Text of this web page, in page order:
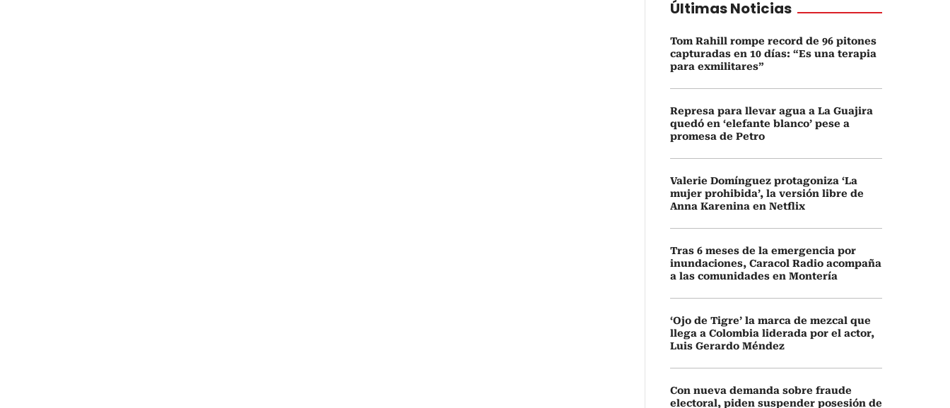
Últimas Noticias
Tom Rahill rompe record de 96 pitones
capturadas en 10 días: “Es una terapia
para exmilitares”
Represa para llevar agua a La Guajira
quedó en ‘elefante blanco’ pese a
promesa de Petro
Valerie Domínguez protagoniza ‘La
mujer prohibida’, la versión libre de
Anna Karenina en Netflix
Tras 6 meses de la emergencia por
inundaciones, Caracol Radio acompaña
a las comunidades en Montería
‘Ojo de Tigre’ la marca de mezcal que
llega a Colombia liderada por el actor,
Luis Gerardo Méndez
Con nueva demanda sobre fraude
electoral, piden suspender posesión de